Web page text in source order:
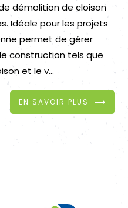
démolition de cloison
Idéale pour les projets
permet de gérer
construction tels que
et le v...
EN SAVOIR PLUS